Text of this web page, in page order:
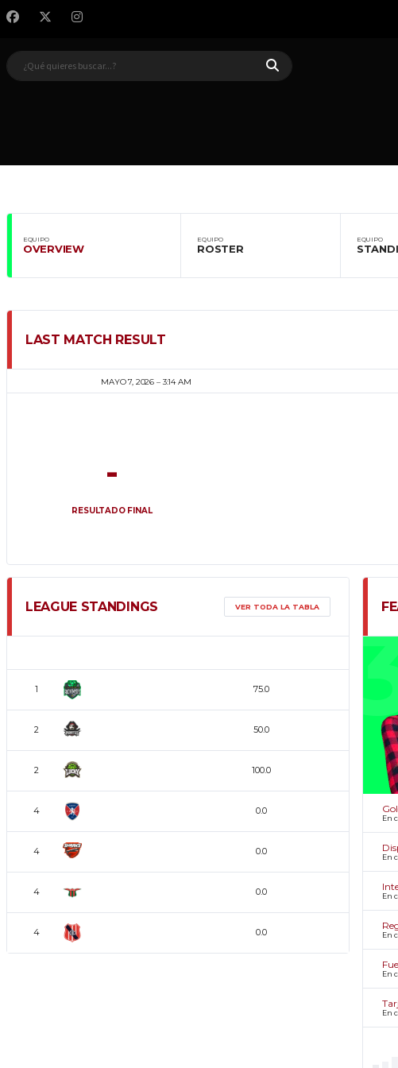
EQUIPO
OVERVIEW
EQUIPO
ROSTER
EQUIPO
LAST MATCH RESULT
MAYO 7, 2026 3:14 AM
-
RESULTADO FINAL
LEAGUE STANDINGS VER TODA LA TABLA
1 75.0
2 50.0
2 100.0
4 0.0
4 0.0
4 0.0
4 0.0
En
En
En
En
En
En